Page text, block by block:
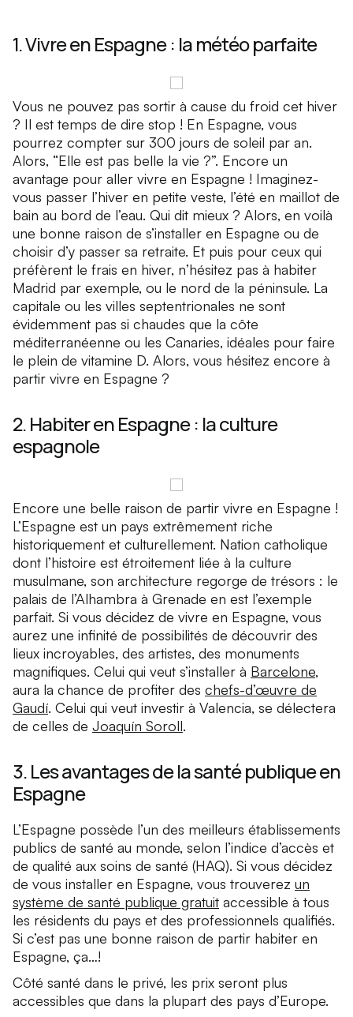
1. Vivre en Espagne : la météo parfaite
Vous ne pouvez pas sortir à cause du froid cet hiver
? Il est temps de dire stop ! En Espagne, vous
pourrez compter sur 300 jours de soleil par an.
Alors, “Elle est pas belle la vie ?”. Encore un
avantage pour aller vivre en Espagne ! Imaginez-
vous passer l’hiver en petite veste, l’été en maillot de
bain au bord de l’eau. Qui dit mieux ? Alors, en voilà
une bonne raison de s’installer en Espagne ou de
choisir d’y passer sa retraite. Et puis pour ceux qui
préfèrent le frais en hiver, n’hésitez pas à habiter
Madrid par exemple, ou le nord de la péninsule. La
capitale ou les villes septentrionales ne sont
évidemment pas si chaudes que la côte
méditerranéenne ou les Canaries, idéales pour faire
le plein de vitamine D. Alors, vous hésitez encore à
partir vivre en Espagne ?
2. Habiter en Espagne : la culture
espagnole
Encore une belle raison de partir vivre en Espagne !
L’Espagne est un pays extrêmement riche
historiquement et culturellement. Nation catholique
dont l’histoire est étroitement liée à la culture
musulmane, son architecture regorge de trésors : le
palais de l’Alhambra à Grenade en est l’exemple
parfait. Si vous décidez de vivre en Espagne, vous
aurez une infinité de possibilités de découvrir des
lieux incroyables, des artistes, des monuments
magnifiques. Celui qui veut s’installer à Barcelone,
aura la chance de profiter des chefs-d’œuvre de
Gaudí. Celui qui veut investir à Valencia, se délectera
de celles de Joaquín Soroll.
3. Les avantages de la santé publique en
Espagne
L’Espagne possède l’un des meilleurs établissements
publics de santé au monde, selon l’indice d’accès et
de qualité aux soins de santé (HAQ). Si vous décidez
de vous installer en Espagne, vous trouverez un
système de santé publique gratuit accessible à tous
les résidents du pays et des professionnels qualifiés.
Si c’est pas une bonne raison de partir habiter en
Espagne, ça…!
Côté santé dans le privé, les prix seront plus
accessibles que dans la plupart des pays d’Europe.